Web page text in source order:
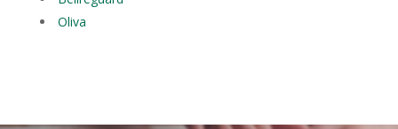
Oliva